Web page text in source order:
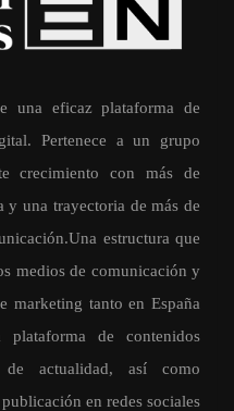
una eficaz plataforma de
Pertenece a un grupo
crecimiento con más de
y una trayectoria de más de
estructura que
medios de comunicación y
marketing tanto en España
plataforma de contenidos
de actualidad, así como
en redes sociales